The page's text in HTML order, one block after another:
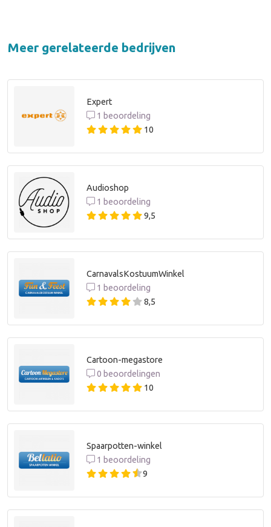
Meer gerelateerde bedrijven
Expert
1 beoordeling
10
Audioshop
1 beoordeling
9,5
CarnavalsKostuumWinkel
1 beoordeling
8,5
Cartoon-megastore
0 beoordelingen
10
Spaarpotten-winkel
1 beoordeling
9